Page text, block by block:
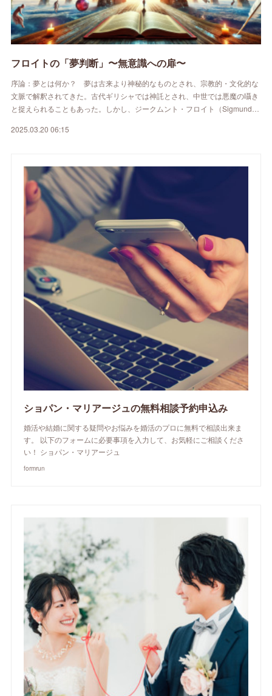
フロイトの「夢判断」〜無意識への扉〜
序論：夢とは何か？ 夢は古来より神秘的なものとされ、宗教的・文化的な
文脈で解釈されてきた。古代ギリシャでは神託とされ、中世では悪魔の囁き
と捉えられることもあった。しかし、ジークムント・フロイト（Sigmund…
2025.03.20 06:15
ショパン・マリアージュの無料相談予約申込み
婚活や結婚に関する疑問やお悩みを婚活のプロに無料で相談出来ま
す。 以下のフォームに必要事項を入力して、お気軽にご相談くださ
い！ ショパン・マリアージュ
formrun